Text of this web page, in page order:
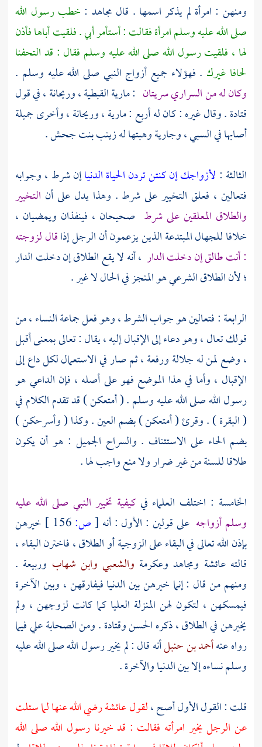
ومنهن : امرأة لم يذكر اسمها . قال مجاهد : خطب رسول الله
صلى الله عليه وسلم امرأة فقالت : أستأمر أبي . فلقيت أباها فأذن
لها ، فلقيت رسول الله صلى الله عليه وسلم فقال : قد التحفنا
لحافا غيرك . فهؤلاء جميع أزواج النبي صلى الله عليه وسلم .
وكان له من السراري سريتان :مارية القبطية،وريحانة، في قول
قتادة. وقال غيره : كان له أربع :مارية،وريحانة، وأخرى جميلة
أصابها في السبي ، وجارية وهبتها لهزينب بنت جحش.
الثالثة : لأزواجك إن كنتن تردن الحياة الدنياإن شرط ، وجوابه
فتعالين ، فعلق التخيير على شرط . وهذا يدل على أن التخيير
والطلاق المعلقين على شرط صحيحان ، فينفذان ويمضيان ،
خلافا للجهال المبتدعة الذين يزعمون أن الرجل إذاقال لزوجته
: أنت طالق إن دخلت الدار ، أنه لا يقع الطلاق إن دخلت الدار
؛ لأن الطلاق الشرعي هو المنجز في الحال لا غير .
الرابعة : فتعالين هو جواب الشرط ، وهو فعل جماعة النساء ، من
قولك تعال ، وهو دعاء إلى الإقبال إليه ، يقال : تعالى بمعنى أقبل
، وضع لمن له جلالة ورفعة ، ثم صار في الاستعمال لكل داع إلى
الإقبال ، وأما في هذا الموضع فهو على أصله ، فإن الداعي هو
رسول الله صلى الله عليه وسلم . ( أمتعكن ) قد تقدم الكلام في
( البقرة ) . وقرئ ( أمتعكن ) بضم العين . وكذا ( وأسرحكن )
بضم الحاء على الاستئناف . والسراح الجميل : هو أن يكون
طلاقا للسنة من غير ضرار ولا منع واجب لها .
الخامسة : اختلف العلماء في كيفية تخيير النبي صلى الله عليه
وسلم أزواجه على قولين : الأول : أنه [ص:
خيرهن
بإذن الله تعالى في البقاء على الزوجية أو الطلاق ، فاخترن البقاء ،
قالتهعائشة ومجاهد وعكرمة والشعبي وابن شهاب وربيعة .
ومنهم من قال : إنما خيرهن بين الدنيا فيفارقهن ، وبين الآخرة
فيمسكهن ، لتكون لهن المنزلة العليا كما كانت لزوجهن ، ولم
يخيرهن في الطلاق ، ذكرهالحسنوقتادة. ومن الصحابةعليفيما
رواه عنهأحمد بن حنبلأنه قال : لم يخير رسول الله صلى الله عليه
وسلم نساءه إلا بين الدنيا والآخرة .
قلت : القول الأول أصح ،لقولعائشةرضي الله عنها لما سئلت
عن الرجل يخير امرأته فقالت : قد خيرنا رسول الله صلى الله